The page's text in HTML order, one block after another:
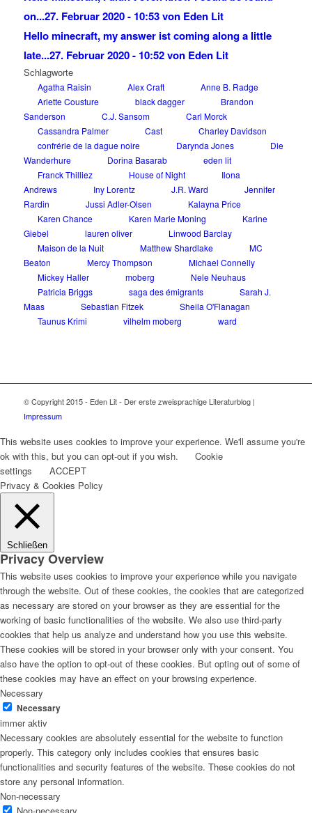
on...27. Februar 2020 - 10:53 von Eden Lit
Hello minecraft, my answer ist coming along a little
late...27. Februar 2020 - 10:52 von Eden Lit
Schlagworte
Agatha Raisin Alex Craft
Anne B. Radge
Arlette Cousture
black dagger
Brandon
Sanderson
C.J. Sansom
Carl Morck
Cassandra Palmer
Cast
Charley Davidson
confrérie de la dague noire
Darynda Jones
Die
Wanderhure
Dorina Basarab
eden lit
Franck Thilliez
House of Night
Ilona
Andrews
Iny Lorentz J.R. Ward
Jennifer
Rardin
Jussi Adler-Olsen
Kalayna Price
Karen Chance
Karen Marie Moning
Karine
Giebel
lauren oliver
Linwood Barclay
Maison de la Nuit
Matthew Shardlake
MC
Beaton
Mercy Thompson
Michael Connelly
Mickey Haller
moberg
Nele Neuhaus
Patricia Briggs
saga des émigrants
Sarah J.
Maas
Sebastian Fitzek
Sheila O'Flanagan
Taunus Krimi
vilhelm moberg ward
© Copyright 2015 - Eden Lit - Der erste zweisprachige Literaturblog |
Impressum
This website uses cookies to improve your experience. We'll assume you're
ok with this, but you can opt-out if you wish.
Cookie
settings
ACCEPT
Privacy & Cookies Policy
Schließen
Privacy Overview
This website uses cookies to improve your experience while you navigate
through the website. Out of these cookies, the cookies that are categorized
as necessary are stored on your browser as they are essential for the
working of basic functionalities of the website. We also use third-party
cookies that help us analyze and understand how you use this website.
These cookies will be stored in your browser only with your consent. You
also have the option to opt-out of these cookies. But opting out of some of
these cookies may have an effect on your browsing experience.
Necessary
Necessary
immer aktiv
Necessary cookies are absolutely essential for the website to function
properly. This category only includes cookies that ensures basic
functionalities and security features of the website. These cookies do not
store any personal information.
Non-necessary